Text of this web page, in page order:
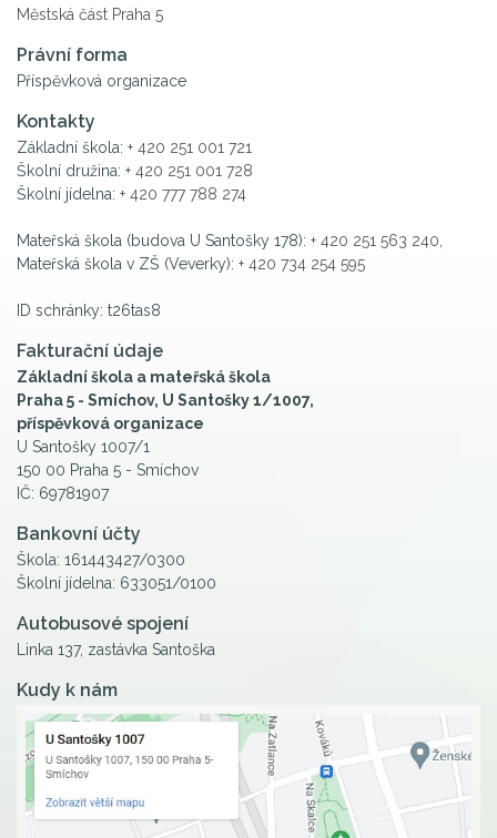
Městská část Praha 5
Právní forma
Příspěvková organizace
Kontakty
Základní škola: + 420 251 001 721
Školní družina: + 420 251 001 728
Školní jídelna: + 420 777 788 274
Mateřská škola (budova U Santošky 178): + 420 251 563 240
Mateřská škola v ZŠ (Veverky): + 420 734 254 595
ID schránky: t26tas8
Fakturační údaje
Základní škola a mateřská škola
Praha 5 - Smíchov, U Santošky 1/1007,
příspěvková organizace
U Santošky 1007/1
150 00 Praha 5 - Smíchov
IČ: 69781907
Bankovní účty
Škola: 161443427/0300
Školní jídelna: 633051/0100
Autobusové spojení
Linka 137, zastávka Santoška
Kudy k nám